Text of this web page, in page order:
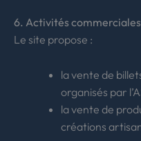
6. Activités
Le site propose :
la vente de
organisés par
la vente de
créations